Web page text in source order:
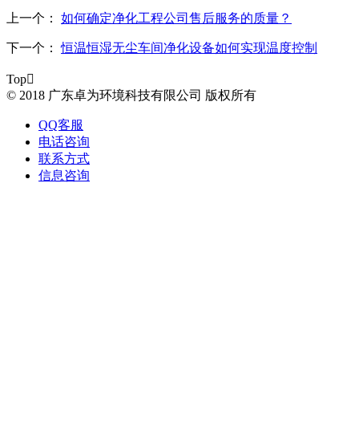
上一个： 如何确定净化工程公司售后服务的质量？
下一个：恒温恒湿无尘车间净化设备如何实现温度控制
Top
© 2018 广东卓为环境科技有限公司 版权所有
QQ客服
电话咨询
联系方式
信息咨询